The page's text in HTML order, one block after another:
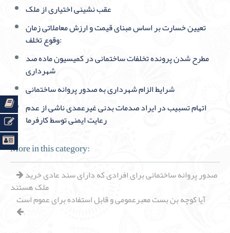
عقب نشینی اختیاری از ملک
تعیین خسارت بر اساس مبنای قیمت و ارزش معاملاتی زمان
وقوع تخلف:
مطرح شدن پرونده تخلفات ساختمانی در کمیسیون ماده صد
شهرداری
شرایط الزام شهرداری به صدور پروانه ساختمانی
اتهام تسبیب در ایراد صدمات بدنی غیرعمدی ناشی از عدم
رعایت ایمنی توسط کارفرما
More in this category:
ملک هستند
آیا کوچه بن بست معبرعمومی و قابل استفاده برای عموم است
;